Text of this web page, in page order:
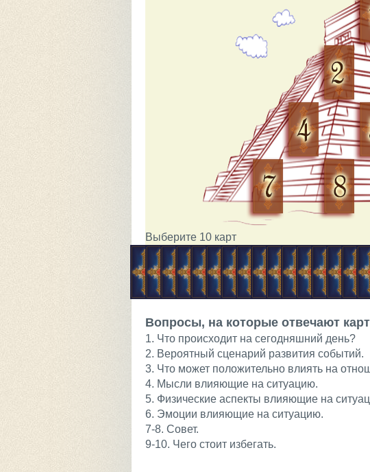
Выберите 10 карт
Вопросы, на которые отвечают
1. Что происходит на сегодняшний день?
2. Вероятный сценарий развития событий.
3. Что может положительно влиять на
4. Мысли влияющие на ситуацию.
5. Физические аспекты влияющие на
6. Эмоции влияющие на ситуацию.
7-8. Совет.
9-10. Чего стоит избегать.